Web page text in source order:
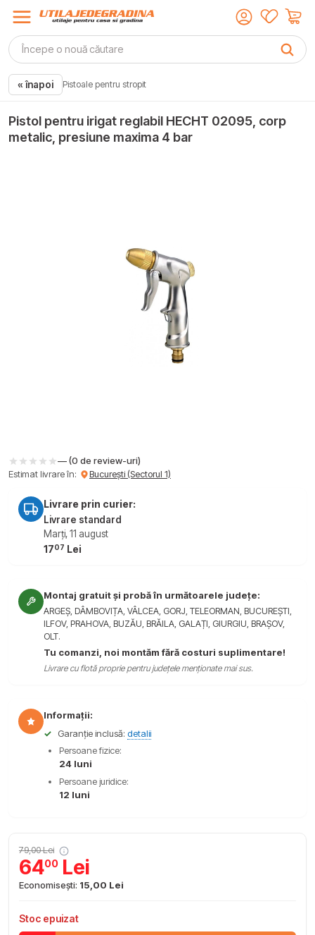
« înapoi Pistoale pentru stropit
Pistol pentru irigat reglabil HECHT 02095, corp
metalic, presiune maxima 4 bar
— (0 de review-uri)
Estimat livrare în:
București (Sectorul 1)
Livrare prin curier:
Livrare standard
Marți, 11 august
1707 Lei
Montaj gratuit și probă în următoarele județe:
ARGEȘ, DÂMBOVIȚA, VÂLCEA, GORJ, TELEORMAN, BUCUREȘTI,
ILFOV, PRAHOVA, BUZĂU, BRĂILA, GALAȚI, GIURGIU, BRAȘOV,
OLT.
Tu comanzi, noi montăm fără costuri suplimentare!
Livrare cu flotă proprie pentru județele menționate mai sus.
Informații:
✓
Garanție inclusă: detalii
Persoane fizice:
24 luni
Persoane juridice:
12 luni
79,00 Lei
6400 Lei
Economisești: 15,00 Lei
Stoc epuizat